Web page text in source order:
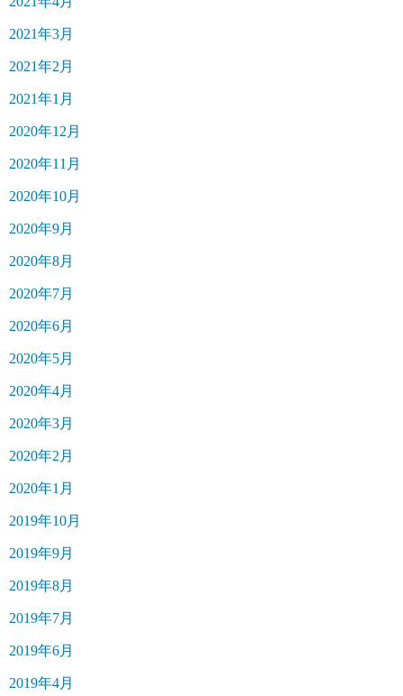
2021年3月
2021年2月
2021年1月
2020年12月
2020年11月
2020年10月
2020年9月
2020年8月
2020年7月
2020年6月
2020年5月
2020年4月
2020年3月
2020年2月
2020年1月
2019年10月
2019年9月
2019年8月
2019年7月
2019年6月
2019年4月